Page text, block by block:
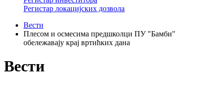
Регистар локацијских дозвола
Вести
Плесом и осмесима предшколци ПУ "Бамби"
обележавају крај вртићких дана
Вести